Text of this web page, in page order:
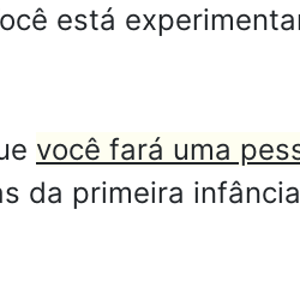
está
você fará uma
da primeira